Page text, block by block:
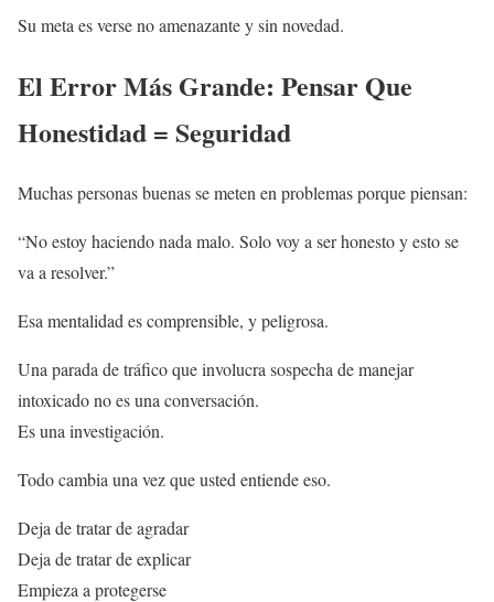
Su meta es verse no amenazante y sin novedad.
El Error Más Grande: Pensar Que
Honestidad = Seguridad
Muchas personas buenas se meten en problemas porque piensan:
“No estoy haciendo nada malo. Solo voy a ser honesto y esto se
va a resolver.”
Esa mentalidad es comprensible, y peligrosa.
Una parada de tráfico que involucra sospecha de manejar
intoxicado no es una conversación.
Es una investigación.
Todo cambia una vez que usted entiende eso.
Deja de tratar de agradar
Deja de tratar de explicar
Empieza a protegerse